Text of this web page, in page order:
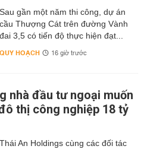
Sau gần một năm thi công, dự án
cầu Thượng Cát trên đường Vành
đai 3,5 có tiến độ thực hiện đạt...
QUY HOẠCH 16 giờ trước
nhà đầu tư ngoại muốn
thị công nghiệp 18 tỷ
Thái An Holdings cùng các đối tác